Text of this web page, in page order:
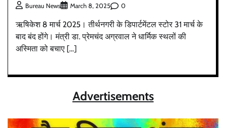
Bureau News March 8, 2025 0
ऋषिकेश 8 मार्च 2025। तीर्थनगरी के डिपार्टमेंटल स्टोर 31 मार्च के
बाद बंद होंगे। मंत्री डा. प्रेमचंद अग्रवाल ने धार्मिक स्थलों की
अस्मिता को बचाए […]
Advertisements